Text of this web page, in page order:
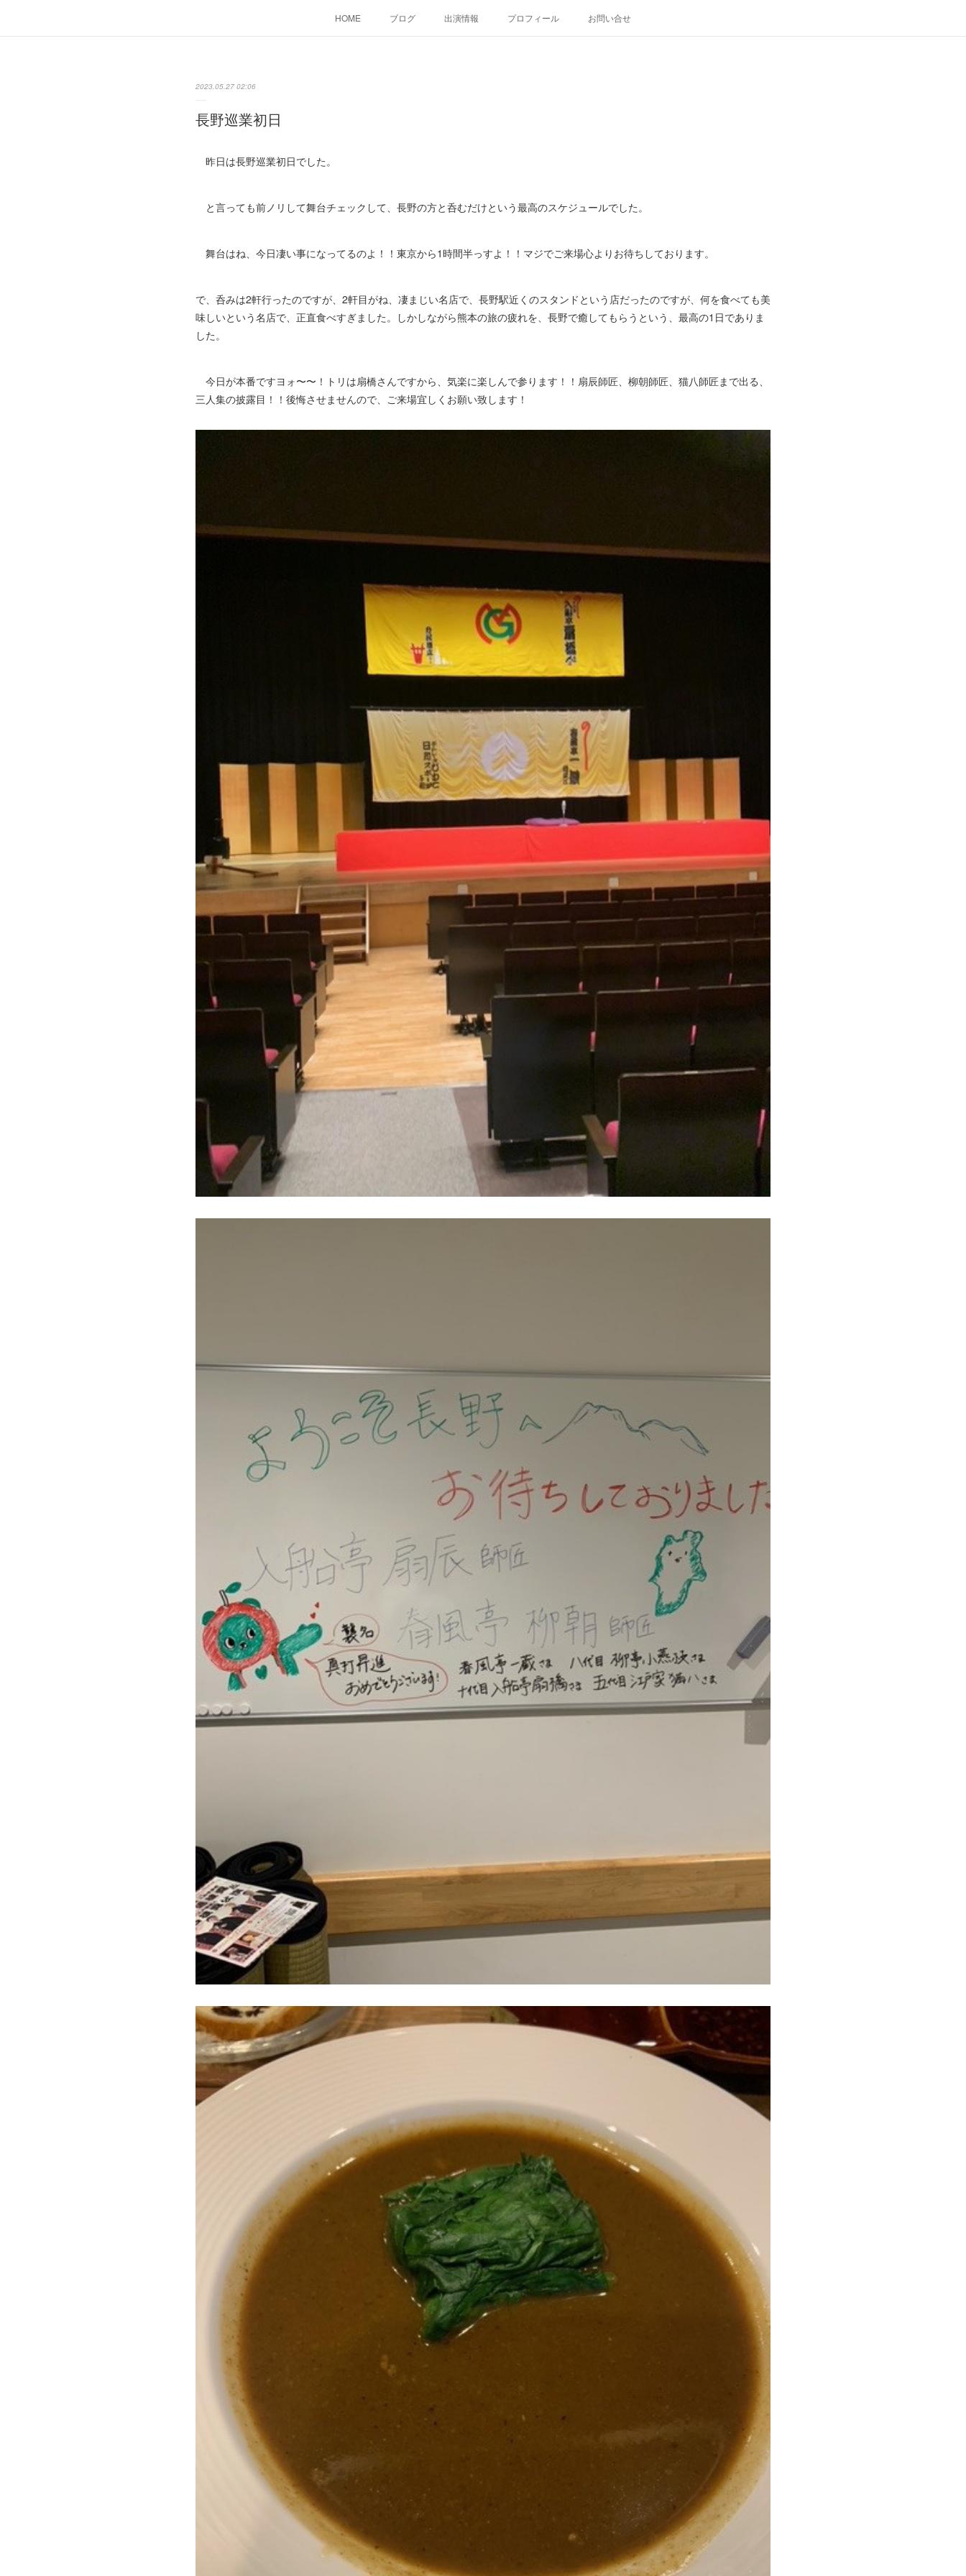
HOME ブログ 出演情報 プロフィール お問い合せ
2023.05.27 02:06
長野巡業初日
昨日は長野巡業初日でした。
と言っても前ノリして舞台チェックして、長野の方と呑むだけという最高のスケジュールでした。
舞台はね、今日凄い事になってるのよ！！東京から1時間半っすよ！！マジでご来場心よりお待ちしております。
で、呑みは2軒行ったのですが、2軒目がね、凄まじい名店で、長野駅近くのスタンドという店だったのですが、何を食べても美
味しいという名店で、正直食べすぎました。しかしながら熊本の旅の疲れを、長野で癒してもらうという、最高の1日でありま
した。
今日が本番ですヨォ〜〜！トリは扇橋さんですから、気楽に楽しんで参ります！！扇辰師匠、柳朝師匠、猫八師匠まで出る、
三人集の披露目！！後悔させませんので、ご来場宜しくお願い致します！